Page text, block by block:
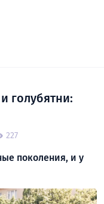
голубятни:
227
поколения, и у